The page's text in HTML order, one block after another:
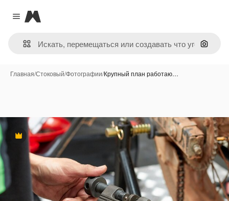
Close menu
Magnific
Поиск
Главная/Стоковый/Фотографии/Крупный план работаю…
Премиум